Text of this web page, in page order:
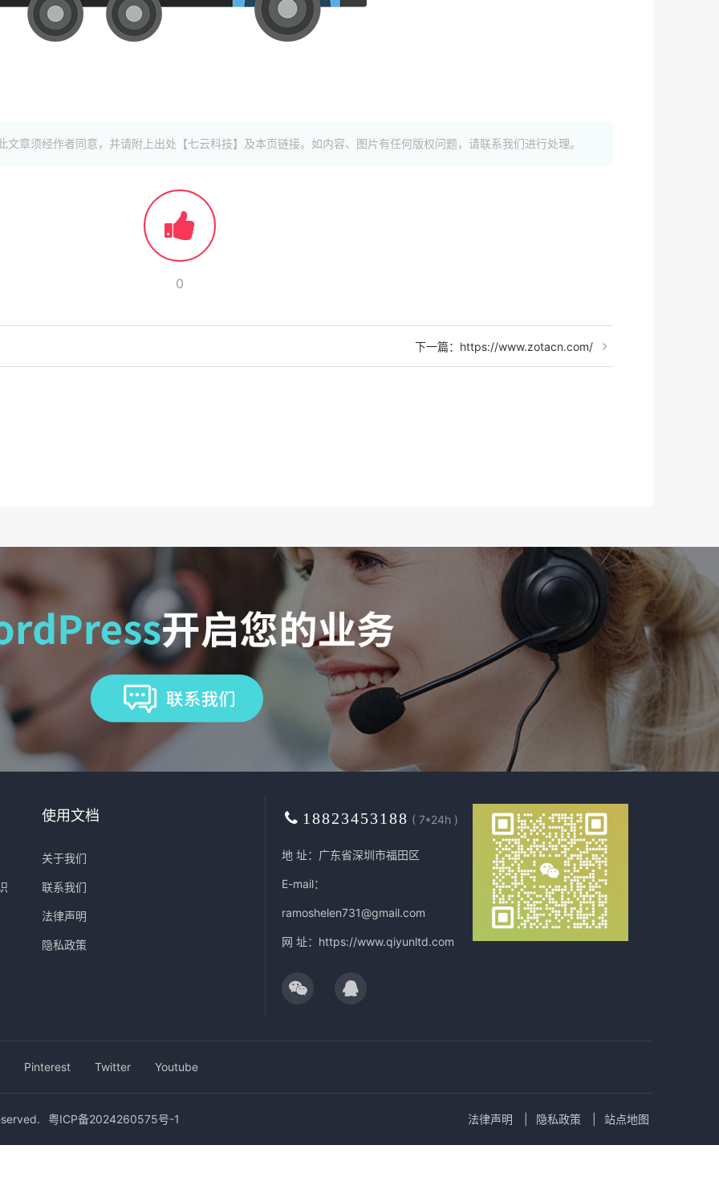
章须经作者同意，并请附上出处【七云科技】及本页链接。如内容、图片有任何版权问题，请联系我们进行处理。
0
下一篇：https://www.zotacn.com/
使用文档
关于我们
联系我们
法律声明
隐私政策
18823453188 ( 7*24h )
地 址：广东省深圳市福田区
E-mail：
ramoshelen731@gmail.com
网 址： https://www.qiyunltd.com
Pinterest Twitter Youtube
粤ICP备2024260575号-1 法律声明 隐私政策 站点地图